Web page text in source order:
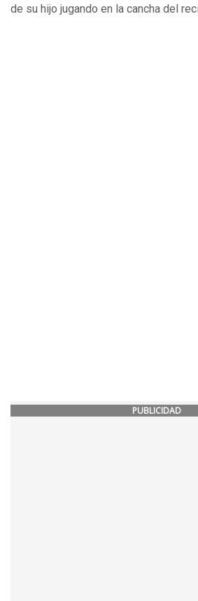
de su hijo jugando en la cancha del
PUBLICIDAD